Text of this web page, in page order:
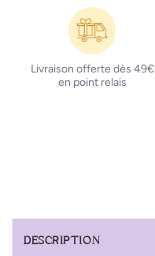
Livraison offerte dès 49€
en point relais
DESCRIPTION